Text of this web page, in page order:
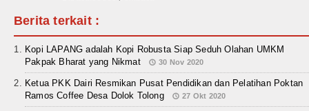
Berita terkait :
Kopi LAPANG adalah Kopi Robusta Siap Seduh Olahan UMKM
Pakpak Bharat yang Nikmat
30 Nov 2020
Ketua PKK Dairi Resmikan Pusat Pendidikan dan Pelatihan Poktan
Ramos Coffee Desa Dolok Tolong
27 Okt 2020